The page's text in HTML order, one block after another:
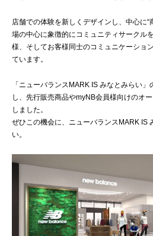
店舗での体験を新しくデザインし、中心に“
場の中心に象徴的にコミュニティサークル
様、そしてお客様同士のコミュニケーショ
ています。
「ニューバランスMARK IS みなとみらい
し、先行販売商品やmyNB会員様向けのオ
しました。
ぜひこの機会に、ニューバランスMARK IS
い。